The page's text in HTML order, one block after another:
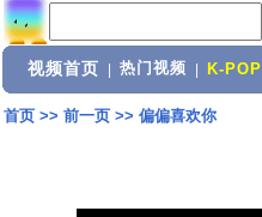
视频首页 热门视频 K-POP
首页>> 前一页>> 偏偏喜欢你